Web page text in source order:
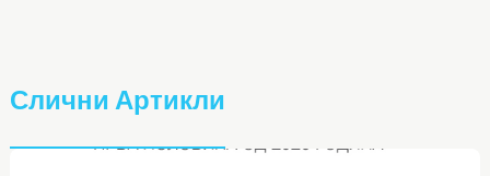
Слични Артикли